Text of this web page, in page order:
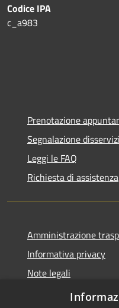
Codice IPA
c_a983
Prenotazione
Segnalazione
Leggi le FAQ
Richiesta di assistenza
Amministrazione
Informativa privacy
Note legali
Dichiarazione di